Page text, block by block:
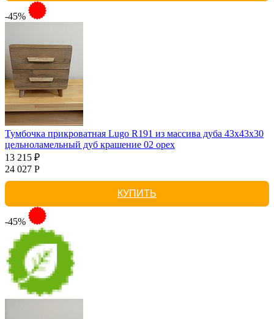
-45%
Тумбочка прикроватная Lugo R191 из массива дуба 43х43х30
цельноламельный дуб крашение 02 орех
13 215 ₽
24 027 Р
КУПИТЬ
-45%